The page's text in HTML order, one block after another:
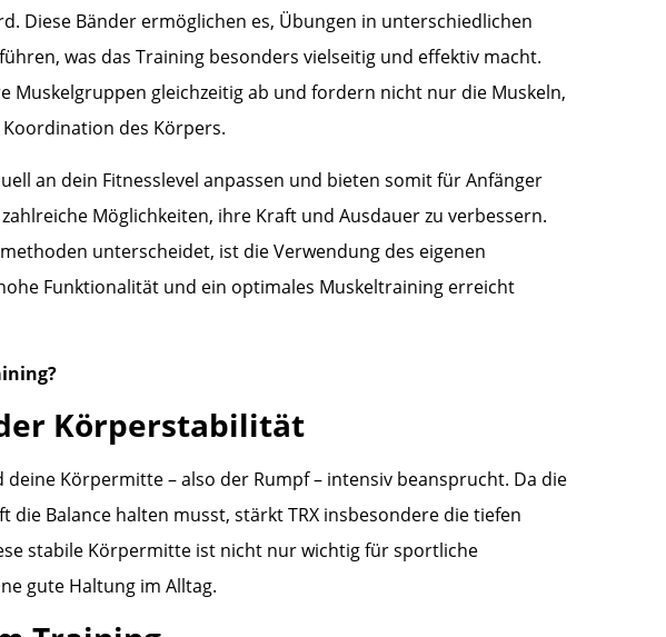
Diese Bänder ermöglichen es, Übungen in unterschiedlichen
was das Training besonders vielseitig und effektiv macht.
Muskelgruppen gleichzeitig ab und fordern nicht nur die Muskeln,
des Körpers.
an dein Fitnesslevel anpassen und bieten somit für Anfänger
Möglichkeiten, ihre Kraft und Ausdauer zu verbessern.
unterscheidet, ist die Verwendung des eigenen
Funktionalität und ein optimales Muskeltraining erreicht
Körperstabilität
deine Körpermitte – also der Rumpf – intensiv beansprucht. Da die
die Balance halten musst, stärkt TRX insbesondere die tiefen
stabile Körpermitte ist nicht nur wichtig für sportliche
gute Haltung im Alltag.